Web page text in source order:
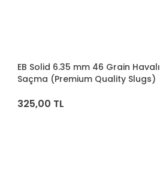
EB Solid 6.35 mm 46 Grain Havalı
Saçma (Premium Quality Slugs)
325,00 TL